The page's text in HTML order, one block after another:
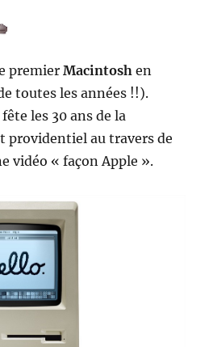
premierMacintoshen
toutes les années !!).
les 30 ans de la
providentiel au travers de
vidéo « façon Apple ».